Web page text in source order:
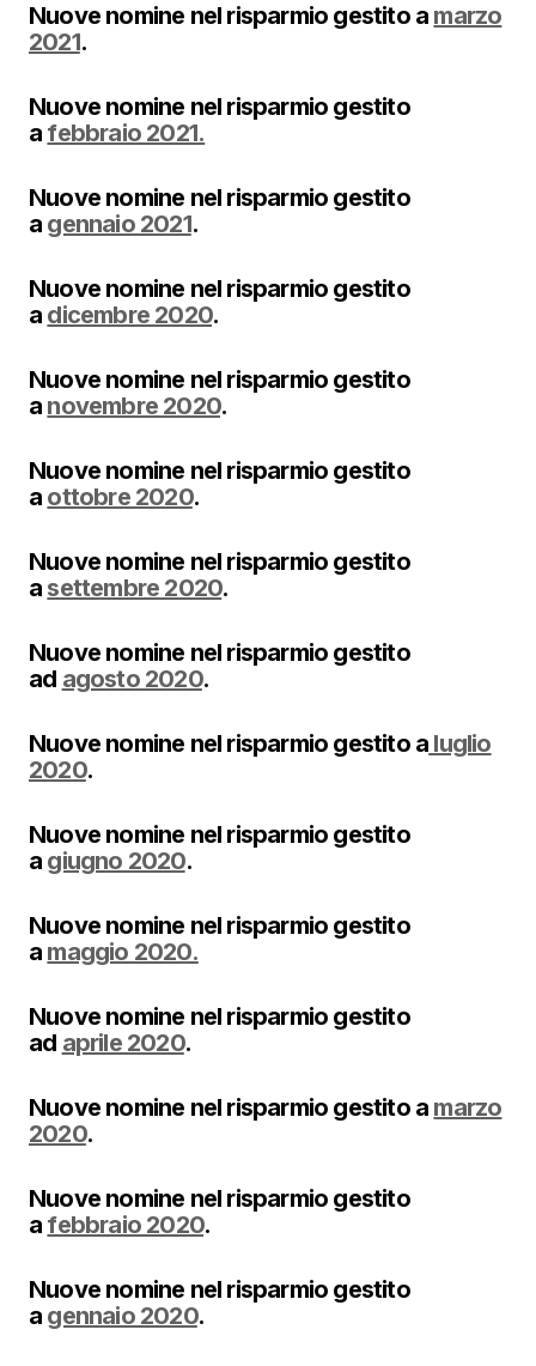
Nuove nomine nel risparmio gestito a marzo
2021.
Nuove nomine nel risparmio gestito
a febbraio 2021.
Nuove nomine nel risparmio gestito
a gennaio 2021.
Nuove nomine nel risparmio gestito
a dicembre 2020.
Nuove nomine nel risparmio gestito
a novembre 2020.
Nuove nomine nel risparmio gestito
a ottobre 2020.
Nuove nomine nel risparmio gestito
a settembre 2020.
Nuove nomine nel risparmio gestito
ad agosto 2020.
Nuove nomine nel risparmio gestito a luglio
2020.
Nuove nomine nel risparmio gestito
a giugno 2020.
Nuove nomine nel risparmio gestito
a maggio 2020.
Nuove nomine nel risparmio gestito
ad aprile 2020.
Nuove nomine nel risparmio gestito a marzo
2020.
Nuove nomine nel risparmio gestito
a febbraio 2020.
Nuove nomine nel risparmio gestito
a gennaio 2020.